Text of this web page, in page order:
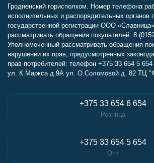
Гродненский горисполком. Номер телефона
исполнительных и распорядительных органов
государственной регистрации ООО
рассматривать обращения покупателей: 8
Уполномоченный рассматривать обращения
нарушении их прав, предусмотренных
прав потребителей: телефон +375 33 654 5
ул. К.Маркса д.9А ул. О.Соломовой д. 82 ТЦ
+375 33 654 6 654
Розница
+375 33 654 5 654
Опт